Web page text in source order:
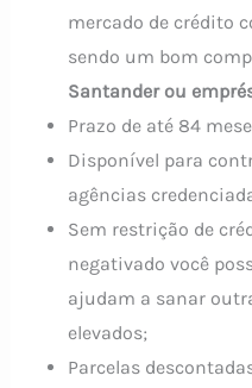
mercado de crédito
sendo um bom
Santander ou
Prazo de até 84
Disponível para
agências
Sem restrição de
negativado você
ajudam a sanar
elevados;
Parcelas